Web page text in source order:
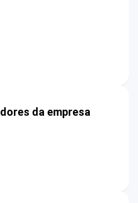
da empresa